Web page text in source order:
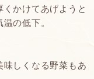
かけてあげようと
の低下。
味しくなる野菜もあ